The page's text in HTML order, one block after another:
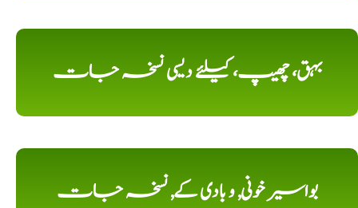
بہق، چھیپ، کیلئے دیسی نسخہ جات
بواسیر خونی, و بادی کے, نسخہ جات